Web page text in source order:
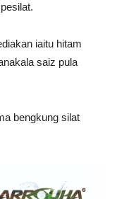
iaitu hitam
saiz pula
bengkung silat